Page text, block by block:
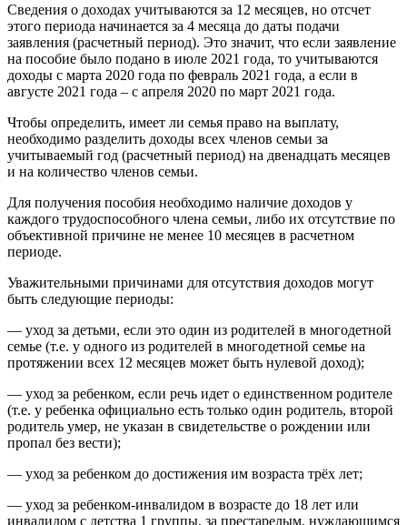
Сведения о доходах учитываются за 12 месяцев, но отсчет
этого периода начинается за 4 месяца до даты подачи
заявления (расчетный период). Это значит, что если заявление
на пособие было подано в июле 2021 года, то учитываются
доходы с марта 2020 года по февраль 2021 года, а если в
августе 2021 года – с апреля 2020 по март 2021 года.
Чтобы определить, имеет ли семья право на выплату,
необходимо разделить доходы всех членов семьи за
учитываемый год (расчетный период) на двенадцать месяцев
и на количество членов семьи.
Для получения пособия необходимо наличие доходов у
каждого трудоспособного члена семьи, либо их отсутствие по
объективной причине не менее 10 месяцев в расчетном
периоде.
Уважительными причинами для отсутствия доходов могут
быть следующие периоды:
— уход за детьми, если это один из родителей в многодетной
семье (т.е. у одного из родителей в многодетной семье на
протяжении всех 12 месяцев может быть нулевой доход);
— уход за ребенком, если речь идет о единственном родителе
(т.е. у ребенка официально есть только один родитель, второй
родитель умер, не указан в свидетельстве о рождении или
пропал без вести);
— уход за ребенком до достижения им возраста трёх лет;
— уход за ребенком-инвалидом в возрасте до 18 лет или
инвалидом с детства 1 группы, за престарелым, нуждающимся